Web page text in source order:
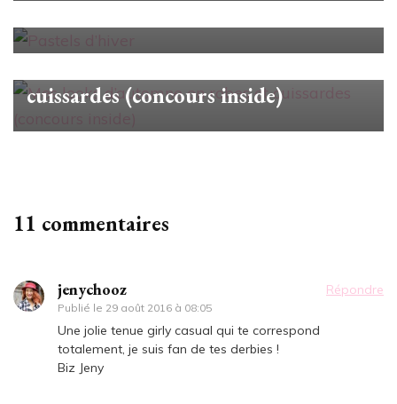
Looks/Conseils
cuissardes (concours inside)
11 commentaires
jenychooz
Publié le 29 août 2016 à 08:05
Répondre
Une jolie tenue girly casual qui te correspond
totalement, je suis fan de tes derbies !
Biz Jeny